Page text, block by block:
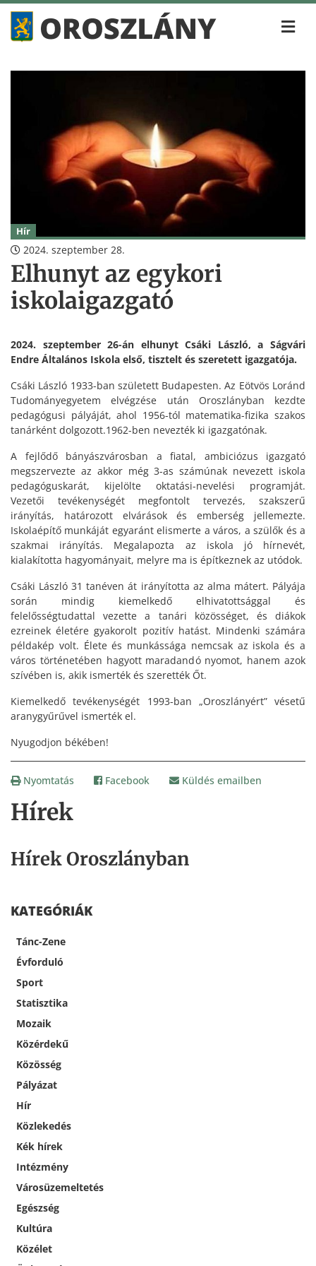
Hírek
Hírek Oroszlányban
KATEGÓRIÁK
Tánc-Zene
Évforduló
Sport
Statisztika
Mozaik
Közérdekű
Közösség
Pályázat
Hír
Közlekedés
Kék hírek
Intézmény
Városüzemeltetés
Egészség
Kultúra
Közélet
Hír
2024. szeptember 28.
Elhunyt az egykori
iskolaigazgató
2024. szeptember 26-án elhunyt Csáki László, a Ságvári
Endre Általános Iskola első, tisztelt és szeretett igazgatója.
Csáki László 1933-ban született Budapesten. Az Eötvös Loránd
Tudományegyetem elvégzése után Oroszlányban kezdte
pedagógusi pályáját, ahol 1956-tól matematika-fizika szakos
tanárként dolgozott.1962-ben nevezték ki igazgatónak.
A fejlődő bányászvárosban a fiatal, ambiciózus igazgató
megszervezte az akkor még 3-as számúnak nevezett iskola
pedagóguskarát, kijelölte oktatási-nevelési programját.
Vezetői tevékenységét megfontolt tervezés, szakszerű
irányítás, határozott elvárások és emberség jellemezte.
Iskolaépítő munkáját egyaránt elismerte a város, a szülők és a
szakmai irányítás. Megalapozta az iskola jó hírnevét,
kialakította hagyományait, melyre ma is építkeznek az utódok.
Csáki László 31 tanéven át irányította az alma mátert. Pályája
során mindig kiemelkedő elhivatottsággal és
felelősségtudattal vezette a tanári közösséget, és diákok
ezreinek életére gyakorolt pozitív hatást. Mindenki számára
példakép volt. Élete és munkássága nemcsak az iskola és a
város történetében hagyott maradandó nyomot, hanem azok
szívében is, akik ismerték és szerették Őt.
Kiemelkedő tevékenységét 1993-ban „Oroszlányért” vésetű
aranygyűrűvel ismerték el.
Nyugodjon békében!
Nyomtatás Facebook Küldés emailben